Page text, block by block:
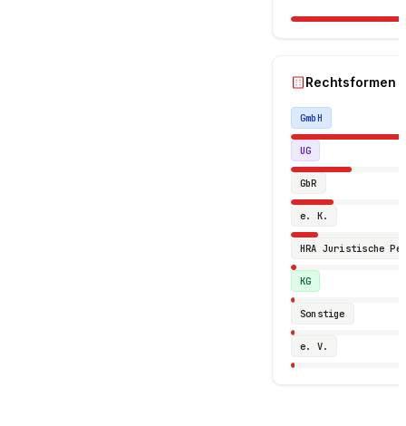
Rechtsformen
GmbH
UG
GbR
e. K.
HRA Juristische
KG
Sonstige
e. V.